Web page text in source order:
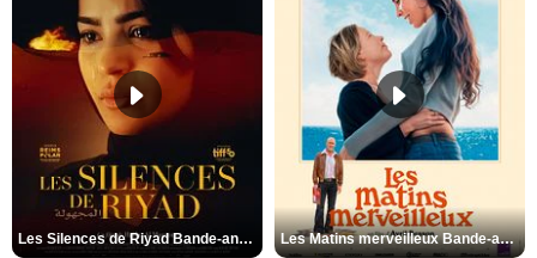
Les Silences de Riyad Bande-annonce VO STFR Les Matins merveilleux Bande-annonce VF